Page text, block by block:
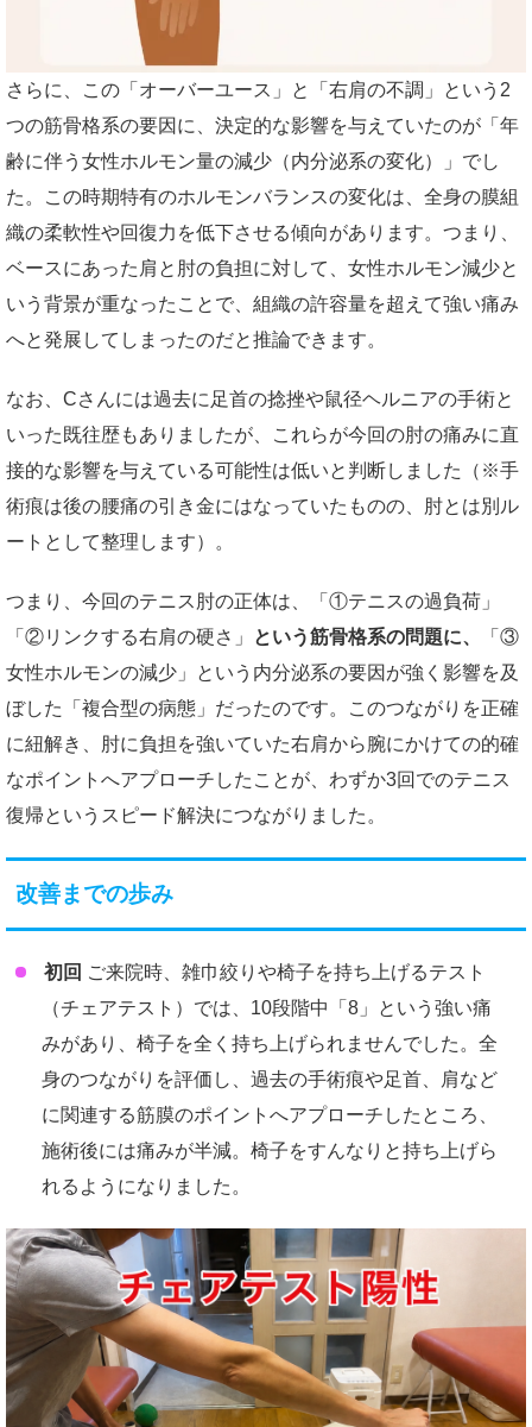
さらに、この「オーバーユース」と「右肩の不調」という2
つの筋骨格系の要因に、決定的な影響を与えていたのが「年
齢に伴う女性ホルモン量の減少（内分泌系の変化）」でし
た。この時期特有のホルモンバランスの変化は、全身の膜組
織の柔軟性や回復力を低下させる傾向があります。つまり、
ベースにあった肩と肘の負担に対して、女性ホルモン減少と
いう背景が重なったことで、組織の許容量を超えて強い痛み
へと発展してしまったのだと推論できます。
なお、Cさんには過去に足首の捻挫や鼠径ヘルニアの手術と
いった既往歴もありましたが、これらが今回の肘の痛みに直
接的な影響を与えている可能性は低いと判断しました（※手
術痕は後の腰痛の引き金にはなっていたものの、肘とは別ル
ートとして整理します）。
つまり、今回のテニス肘の正体は、「①テニスの過負荷」
「②リンクする右肩の硬さ」
という筋骨格系の問題に、
「③
女性ホルモンの減少」という内分泌系の要因が強く影響を及
ぼした「複合型の病態」だったのです。このつながりを正確
に紐解き、肘に負担を強いていた右肩から腕にかけての的確
なポイントへアプローチしたことが、わずか3回でのテニス
復帰というスピード解決につながりました。
改善までの歩み
初回 ご来院時、雑巾絞りや椅子を持ち上げるテスト
（チェアテスト）では、10段階中「8」という強い痛
みがあり、椅子を全く持ち上げられませんでした。全
身のつながりを評価し、過去の手術痕や足首、肩など
に関連する筋膜のポイントへアプローチしたところ、
施術後には痛みが半減。椅子をすんなりと持ち上げら
れるようになりました。